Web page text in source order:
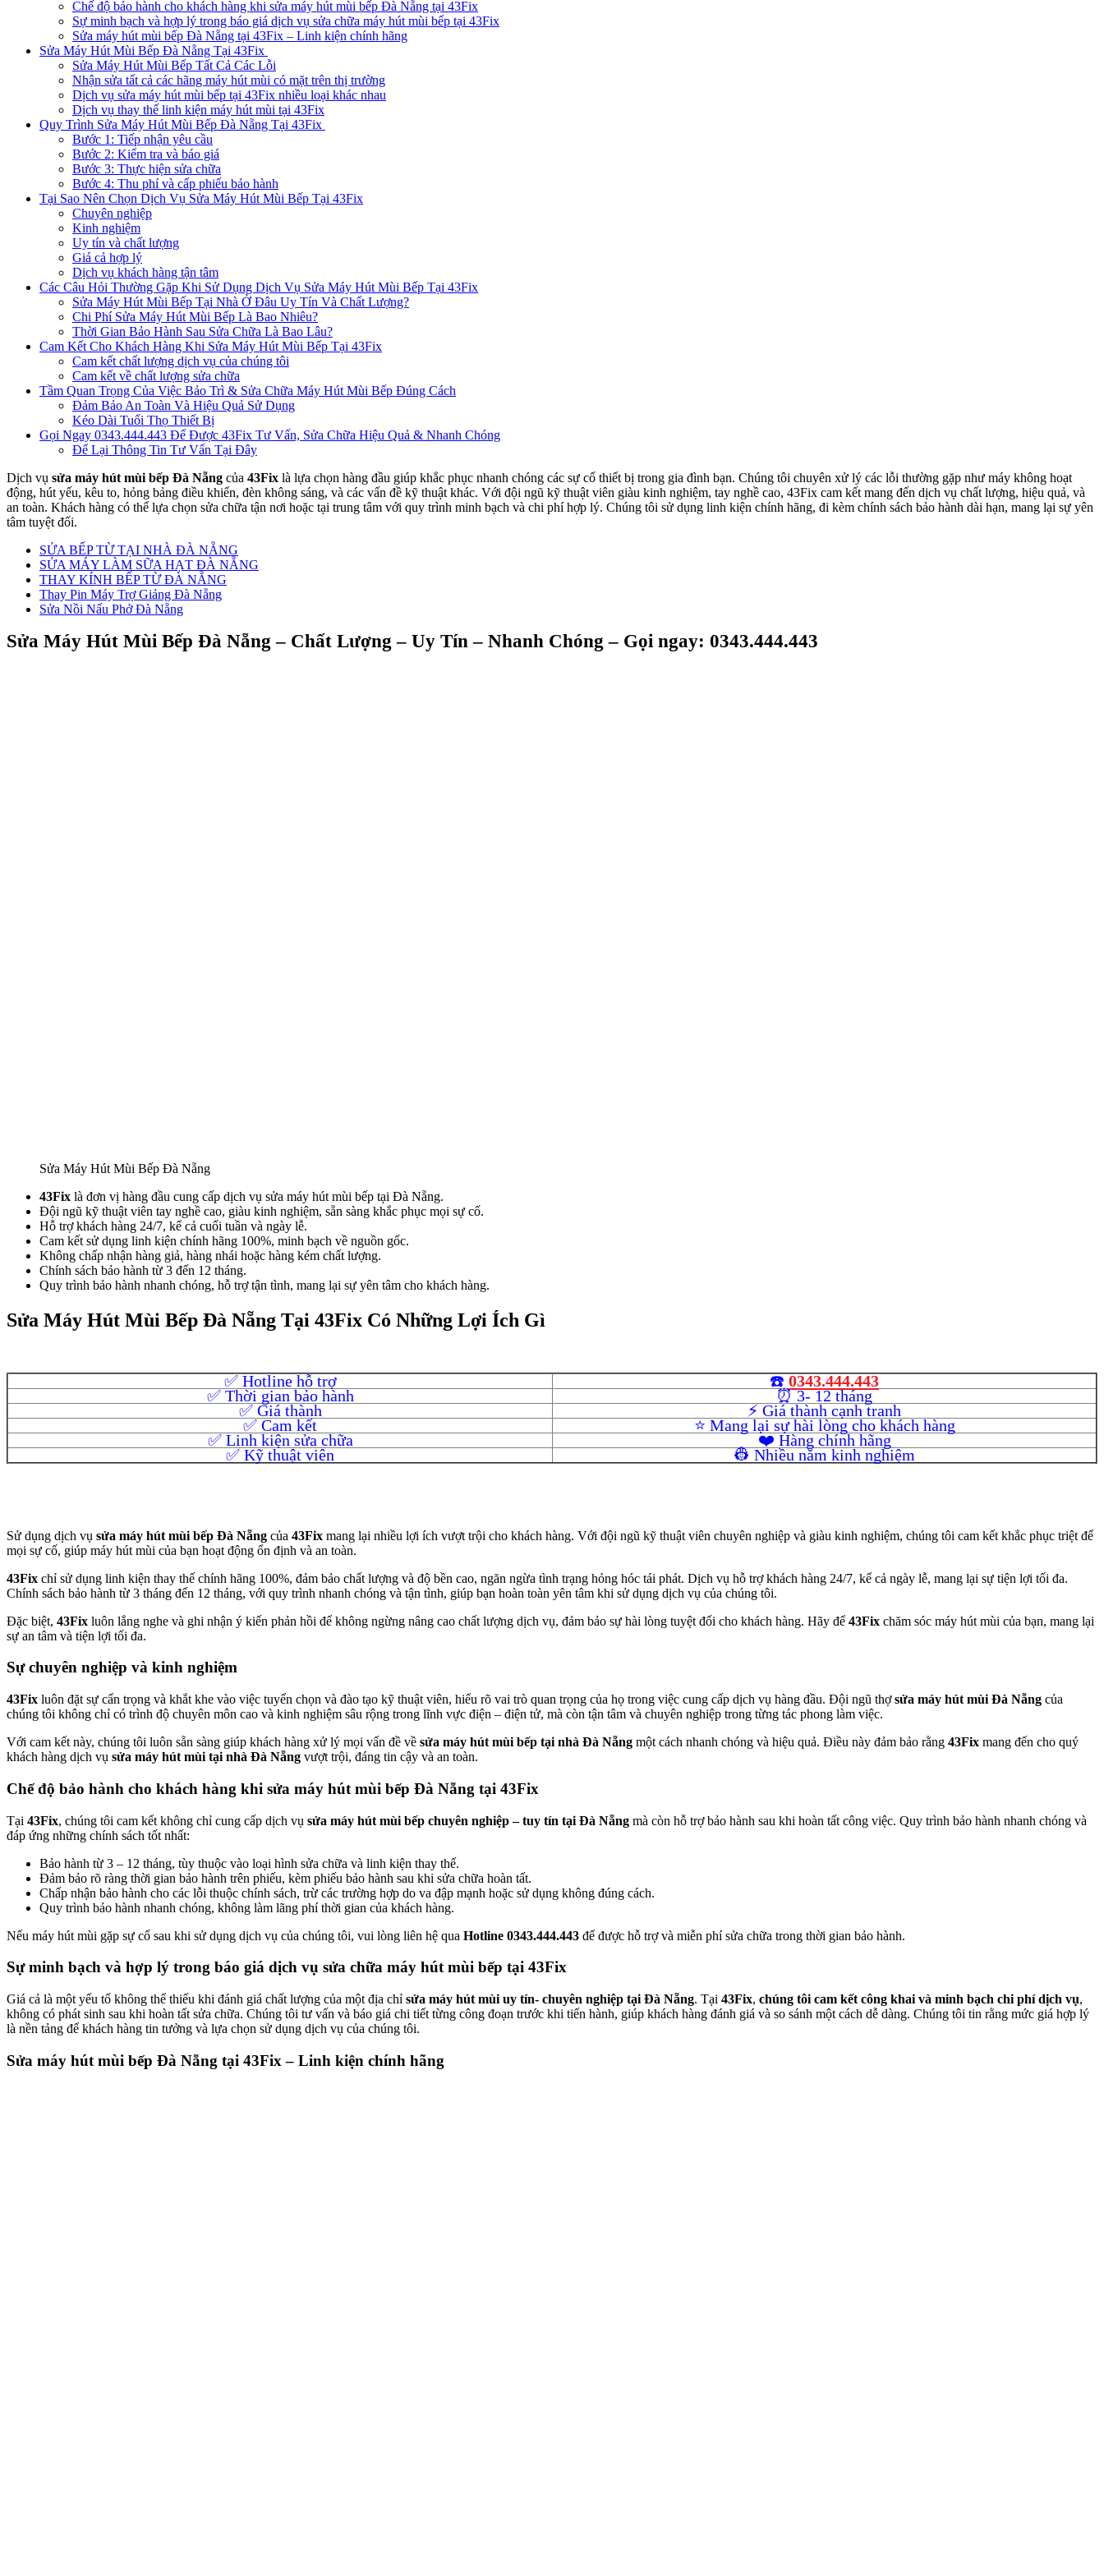
Chế độ bảo hành cho khách hàng khi sửa máy hút mùi bếp Đà Nẵng tại 43Fix
Sự minh bạch và hợp lý trong báo giá dịch vụ sửa chữa máy hút mùi bếp tại 43Fix
Sửa máy hút mùi bếp Đà Nẵng tại 43Fix – Linh kiện chính hãng
Sửa Máy Hút Mùi Bếp Đà Nẵng Tại 43Fix
Sửa Máy Hút Mùi Bếp Tất Cả Các Lỗi
Nhận sửa tất cả các hãng máy hút mùi có mặt trên thị trường
Dịch vụ sửa máy hút mùi bếp tại 43Fix nhiều loại khác nhau
Dịch vụ thay thế linh kiện máy hút mùi tại 43Fix
Quy Trình Sửa Máy Hút Mùi Bếp Đà Nẵng Tại 43Fix
Bước 1: Tiếp nhận yêu cầu
Bước 2: Kiểm tra và báo giá
Bước 3: Thực hiện sửa chữa
Bước 4: Thu phí và cấp phiếu bảo hành
Tại Sao Nên Chọn Dịch Vụ Sửa Máy Hút Mùi Bếp Tại 43Fix
Chuyên nghiệp
Kinh nghiệm
Uy tín và chất lượng
Giá cả hợp lý
Dịch vụ khách hàng tận tâm
Các Câu Hỏi Thường Gặp Khi Sử Dụng Dịch Vụ Sửa Máy Hút Mùi Bếp Tại 43Fix
Sửa Máy Hút Mùi Bếp Tại Nhà Ở Đâu Uy Tín Và Chất Lượng?
Chi Phí Sửa Máy Hút Mùi Bếp Là Bao Nhiêu?
Thời Gian Bảo Hành Sau Sửa Chữa Là Bao Lâu?
Cam Kết Cho Khách Hàng Khi Sửa Máy Hút Mùi Bếp Tại 43Fix
Cam kết chất lượng dịch vụ của chúng tôi
Cam kết về chất lượng sửa chữa
Tầm Quan Trọng Của Việc Bảo Trì & Sửa Chữa Máy Hút Mùi Bếp Đúng Cách
Đảm Bảo An Toàn Và Hiệu Quả Sử Dụng
Kéo Dài Tuổi Thọ Thiết Bị
Gọi Ngay 0343.444.443 Để Được 43Fix Tư Vấn, Sửa Chữa Hiệu Quả & Nhanh Chóng
Để Lại Thông Tin Tư Vấn Tại Đây
Dịch vụ sửa máy hút mùi bếp Đà Nẵng của 43Fix là lựa chọn hàng đầu giúp khắc phục nhanh chóng các sự cố thiết bị trong gia đình bạn. Chúng tôi chuyên xử lý các lỗi thường gặp như máy không hoạt
động, hút yếu, kêu to, hỏng bảng điều khiển, đèn không sáng, và các vấn đề kỹ thuật khác. Với đội ngũ kỹ thuật viên giàu kinh nghiệm, tay nghề cao, 43Fix cam kết mang đến dịch vụ chất lượng, hiệu quả, và
an toàn. Khách hàng có thể lựa chọn sửa chữa tận nơi hoặc tại trung tâm với quy trình minh bạch và chi phí hợp lý. Chúng tôi sử dụng linh kiện chính hãng, đi kèm chính sách bảo hành dài hạn, mang lại sự yên
tâm tuyệt đối.
SỬA BẾP TỪ TẠI NHÀ ĐÀ NẴNG
SỬA MÁY LÀM SỮA HẠT ĐÀ NẴNG
THAY KÍNH BẾP TỪ ĐÀ NẴNG
Thay Pin Máy Trợ Giảng Đà Nẵng
Sửa Nồi Nấu Phở Đà Nẵng
Sửa Máy Hút Mùi Bếp Đà Nẵng – Chất Lượng – Uy Tín – Nhanh Chóng – Gọi ngay: 0343.444.443
Sửa Máy Hút Mùi Bếp Đà Nẵng
43Fix là đơn vị hàng đầu cung cấp dịch vụ sửa máy hút mùi bếp tại Đà Nẵng.
Đội ngũ kỹ thuật viên tay nghề cao, giàu kinh nghiệm, sẵn sàng khắc phục mọi sự cố.
Hỗ trợ khách hàng 24/7, kể cả cuối tuần và ngày lễ.
Cam kết sử dụng linh kiện chính hãng 100%, minh bạch về nguồn gốc.
Không chấp nhận hàng giả, hàng nhái hoặc hàng kém chất lượng.
Chính sách bảo hành từ 3 đến 12 tháng.
Quy trình bảo hành nhanh chóng, hỗ trợ tận tình, mang lại sự yên tâm cho khách hàng.
Sửa Máy Hút Mùi Bếp Đà Nẵng Tại 43Fix Có Những Lợi Ích Gì
✅ Hotline hỗ trợ ☎️0343.444.443
✅ Thời gian bảo hành
⏰ 3- 12 tháng
✅ Giá thành
⚡️ Giá thành cạnh tranh
✅ Cam kết
⭐ Mang lại sự hài lòng cho khách hàng
✅ Linh kiện sửa chữa
❤️ Hàng chính hãng
✅ Kỹ thuật viên
👷 Nhiều năm kinh nghiệm
Sử dụng dịch vụ sửa máy hút mùi bếp Đà Nẵng của 43Fix mang lại nhiều lợi ích vượt trội cho khách hàng. Với đội ngũ kỹ thuật viên chuyên nghiệp và giàu kinh nghiệm, chúng tôi cam kết khắc phục triệt để
mọi sự cố, giúp máy hút mùi của bạn hoạt động ổn định và an toàn.
43Fix chỉ sử dụng linh kiện thay thế chính hãng 100%, đảm bảo chất lượng và độ bền cao, ngăn ngừa tình trạng hỏng hóc tái phát. Dịch vụ hỗ trợ khách hàng 24/7, kể cả ngày lễ, mang lại sự tiện lợi tối đa.
Chính sách bảo hành từ 3 tháng đến 12 tháng, với quy trình nhanh chóng và tận tình, giúp bạn hoàn toàn yên tâm khi sử dụng dịch vụ của chúng tôi.
Đặc biệt, 43Fix luôn lắng nghe và ghi nhận ý kiến phản hồi để không ngừng nâng cao chất lượng dịch vụ, đảm bảo sự hài lòng tuyệt đối cho khách hàng. Hãy để 43Fix chăm sóc máy hút mùi của bạn, mang lại
sự an tâm và tiện lợi tối đa.
Sự chuyên nghiệp và kinh nghiệm
43Fix luôn đặt sự cẩn trọng và khắt khe vào việc tuyển chọn và đào tạo kỹ thuật viên, hiểu rõ vai trò quan trọng của họ trong việc cung cấp dịch vụ hàng đầu. Đội ngũ thợsửa máy hút mùi Đà Nẵng của
chúng tôi không chỉ có trình độ chuyên môn cao và kinh nghiệm sâu rộng trong lĩnh vực điện – điện tử, mà còn tận tâm và chuyên nghiệp trong từng tác phong làm việc.
Với cam kết này, chúng tôi luôn sẵn sàng giúp khách hàng xử lý mọi vấn đề về sửa máy hút mùi bếp tại nhà Đà Nẵng một cách nhanh chóng và hiệu quả. Điều này đảm bảo rằng 43Fix mang đến cho quý
khách hàng dịch vụ sửa máy hút mùi tại nhà Đà Nẵng vượt trội, đáng tin cậy và an toàn.
Chế độ bảo hành cho khách hàng khi sửa máy hút mùi bếp Đà Nẵng tại 43Fix
Tại 43Fix, chúng tôi cam kết không chỉ cung cấp dịch vụ sửa máy hút mùi bếp chuyên nghiệp – tuy tín tại Đà Nẵng mà còn hỗ trợ bảo hành sau khi hoàn tất công việc. Quy trình bảo hành nhanh chóng và
đáp ứng những chính sách tốt nhất:
Bảo hành từ 3 – 12 tháng, tùy thuộc vào loại hình sửa chữa và linh kiện thay thế.
Đảm bảo rõ ràng thời gian bảo hành trên phiếu, kèm phiếu bảo hành sau khi sửa chữa hoàn tất.
Chấp nhận bảo hành cho các lỗi thuộc chính sách, trừ các trường hợp do va đập mạnh hoặc sử dụng không đúng cách.
Quy trình bảo hành nhanh chóng, không làm lãng phí thời gian của khách hàng.
Nếu máy hút mùi gặp sự cố sau khi sử dụng dịch vụ của chúng tôi, vui lòng liên hệ qua Hotline 0343.444.443 để được hỗ trợ và miễn phí sửa chữa trong thời gian bảo hành.
Sự minh bạch và hợp lý trong báo giá dịch vụ sửa chữa máy hút mùi bếp tại 43Fix
Giá cả là một yếu tố không thể thiếu khi đánh giá chất lượng của một địa chỉ sửa máy hút mùi uy tín- chuyên nghiệp tại Đà Nẵng. Tại 43Fix, chúng tôi cam kết công khai và minh bạch chi phí dịch vụ,
không có phát sinh sau khi hoàn tất sửa chữa. Chúng tôi tư vấn và báo giá chi tiết từng công đoạn trước khi tiến hành, giúp khách hàng đánh giá và so sánh một cách dễ dàng. Chúng tôi tin rằng mức giá hợp lý
là nền tảng để khách hàng tin tưởng và lựa chọn sử dụng dịch vụ của chúng tôi.
Sửa máy hút mùi bếp Đà Nẵng tại 43Fix – Linh kiện chính hãng